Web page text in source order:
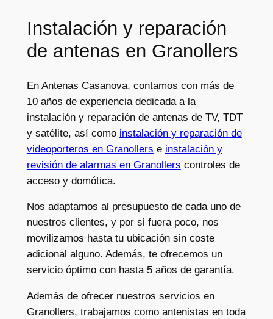
Instalación y reparación
de antenas en Granollers
En Antenas Casanova, contamos con más de
10 años de experiencia dedicada a la
instalación y reparación de antenas de TV, TDT
y satélite, así como instalación y reparación de
videoporteros en Granollers e instalación y
revisión de alarmas en Granollers controles de
acceso y domótica.
Nos adaptamos al presupuesto de cada uno de
nuestros clientes, y por si fuera poco, nos
movilizamos hasta tu ubicación sin coste
adicional alguno. Además, te ofrecemos un
servicio óptimo con hasta 5 años de garantía.
Además de ofrecer nuestros servicios en
Granollers, trabajamos como antenistas en toda